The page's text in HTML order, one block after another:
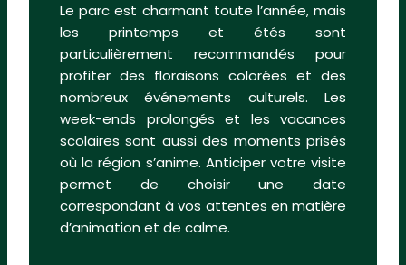
Le parc est charmant toute l’année, mais
les printemps et étés sont
particulièrement recommandés pour
profiter des floraisons colorées et des
nombreux événements culturels. Les
week-ends prolongés et les vacances
scolaires sont aussi des moments prisés
où la région s’anime. Anticiper votre visite
permet de choisir une date
correspondant à vos attentes en matière
d’animation et de calme.